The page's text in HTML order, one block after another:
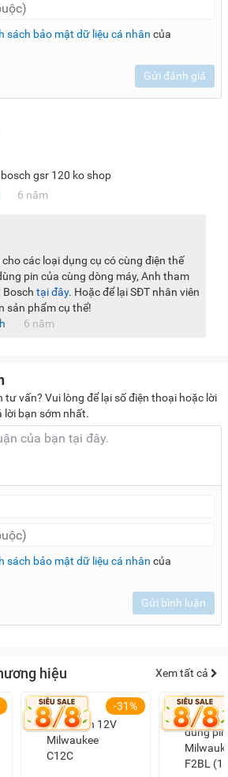
sách bảo mật dữ liệu cá nhân của
Gửi đánh giá
gsr 120 ko shop
6 năm
các loại dụng cụ có cùng điện thế
pin của cùng dòng máy, Anh tham
Bosch tại đây. Hoặc để lại SĐT nhân viên
sản phẩm cụ thể!
6 năm
tư vấn? Vui lòng để lại số điện thoại hoặc lời
lời bạn sớm nhất.
sách bảo mật dữ liệu cá nhân của
Gửi bình luận
hiệu Xem tất cả
-31%